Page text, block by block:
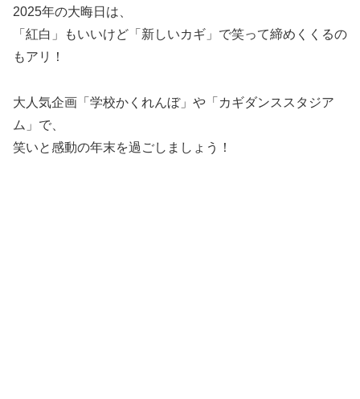
2025年の大晦日は、
「紅白」もいいけど「新しいカギ」で笑って締めくくるの
もアリ！
大人気企画「学校かくれんぼ」や「カギダンススタジア
ム」で、
笑いと感動の年末を過ごしましょう！